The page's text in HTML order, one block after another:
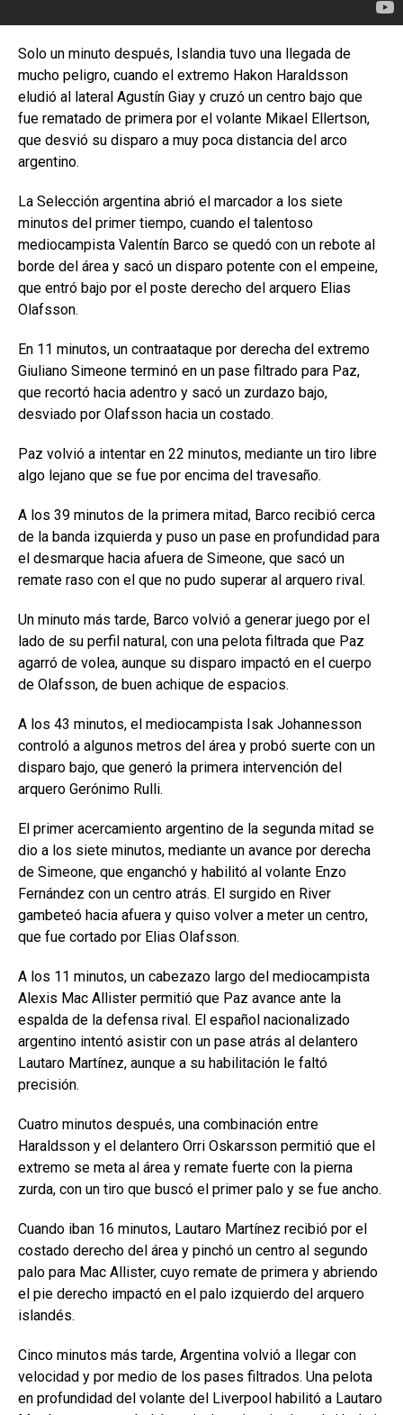
Solo un minuto después, Islandia tuvo una llegada de
mucho peligro, cuando el extremo Hakon Haraldsson
eludió al lateral Agustín Giay y cruzó un centro bajo que
fue rematado de primera por el volante Mikael Ellertson,
que desvió su disparo a muy poca distancia del arco
argentino.
La Selección argentina abrió el marcador a los siete
minutos del primer tiempo, cuando el talentoso
mediocampista Valentín Barco se quedó con un rebote al
borde del área y sacó un disparo potente con el empeine,
que entró bajo por el poste derecho del arquero Elias
Olafsson.
En 11 minutos, un contraataque por derecha del extremo
Giuliano Simeone terminó en un pase filtrado para Paz,
que recortó hacia adentro y sacó un zurdazo bajo,
desviado por Olafsson hacia un costado.
Paz volvió a intentar en 22 minutos, mediante un tiro libre
algo lejano que se fue por encima del travesaño.
A los 39 minutos de la primera mitad, Barco recibió cerca
de la banda izquierda y puso un pase en profundidad para
el desmarque hacia afuera de Simeone, que sacó un
remate raso con el que no pudo superar al arquero rival.
Un minuto más tarde, Barco volvió a generar juego por el
lado de su perfil natural, con una pelota filtrada que Paz
agarró de volea, aunque su disparo impactó en el cuerpo
de Olafsson, de buen achique de espacios.
A los 43 minutos, el mediocampista Isak Johannesson
controló a algunos metros del área y probó suerte con un
disparo bajo, que generó la primera intervención del
arquero Gerónimo Rulli.
El primer acercamiento argentino de la segunda mitad se
dio a los siete minutos, mediante un avance por derecha
de Simeone, que enganchó y habilitó al volante Enzo
Fernández con un centro atrás. El surgido en River
gambeteó hacia afuera y quiso volver a meter un centro,
que fue cortado por Elias Olafsson.
A los 11 minutos, un cabezazo largo del mediocampista
Alexis Mac Allister permitió que Paz avance ante la
espalda de la defensa rival. El español nacionalizado
argentino intentó asistir con un pase atrás al delantero
Lautaro Martínez, aunque a su habilitación le faltó
precisión.
Cuatro minutos después, una combinación entre
Haraldsson y el delantero Orri Oskarsson permitió que el
extremo se meta al área y remate fuerte con la pierna
zurda, con un tiro que buscó el primer palo y se fue ancho.
Cuando iban 16 minutos, Lautaro Martínez recibió por el
costado derecho del área y pinchó un centro al segundo
palo para Mac Allister, cuyo remate de primera y abriendo
el pie derecho impactó en el palo izquierdo del arquero
islandés.
Cinco minutos más tarde, Argentina volvió a llegar con
velocidad y por medio de los pases filtrados. Una pelota
en profundidad del volante del Liverpool habilitó a Lautaro